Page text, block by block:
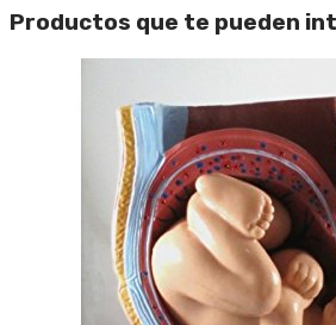
Productos que te pueden